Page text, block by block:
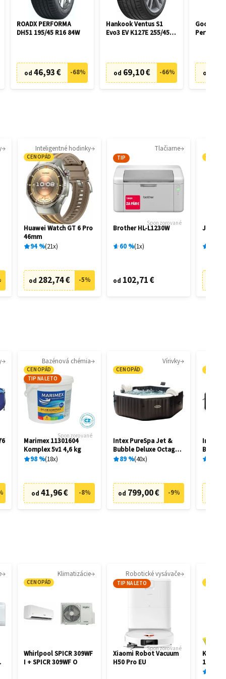
ROADX PERFORMA
DH51 195/45 R16 84W
od 46,93 € -68%
Hankook Ventus S1
Evo3 EV K127E 255/45
od 69,10 € -66% od
Inteligentné hodinky
CENOPÁD
Huawei Watch GT 6 Pro
46mm
94% 21x
od 282,74 € -5%
Tlačiarne
TIP
Sponzorované
Brother HL-L1230W
60 % 1x
od 102,71 €
JBL
Bazénová chémia
CENOPÁD
TIP NA LETO
Sponzorované
Marimex 11301604
Komplex 5v1 4,6 kg
98 % 18x
od 41,96 € -8%
Vírivky
CENOPÁD
Intex PureSpa Jet &
Bubble Deluxe Octagon
28462
89 % 40x
od 799,00 € -9%
Intex
Bubble
28458
Klimatizácie
CENOPÁD
Whirlpool SPICR 309WF
I + SPICR 309WF O
Robotické vysávače
TIP NA LETO
Sponzorované
Xiaomi Robot Vacuum
H50 Pro EU
1.081-